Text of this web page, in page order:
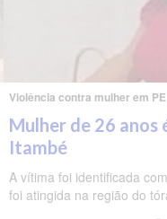
Violência contra mulher em PE
Mulher de 26 anos
Itambé
A vítima foi identificada
foi atingida na região do